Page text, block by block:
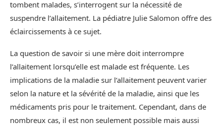
tombent malades, s’interrogent sur la nécessité de
suspendre l’allaitement. La pédiatre Julie Salomon offre des
éclaircissements à ce sujet.
La question de savoir si une mère doit interrompre
l’allaitement lorsqu’elle est malade est fréquente. Les
implications de la maladie sur l’allaitement peuvent varier
selon la nature et la sévérité de la maladie, ainsi que les
médicaments pris pour le traitement. Cependant, dans de
nombreux cas, il est non seulement possible mais aussi